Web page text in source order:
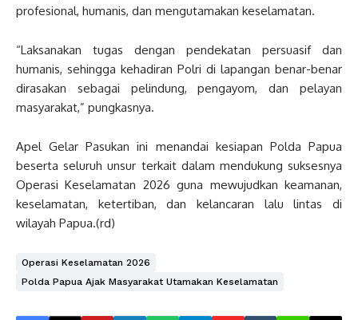
profesional, humanis, dan mengutamakan keselamatan.
“Laksanakan tugas dengan pendekatan persuasif dan
humanis, sehingga kehadiran Polri di lapangan benar-benar
dirasakan sebagai pelindung, pengayom, dan pelayan
masyarakat,” pungkasnya.
Apel Gelar Pasukan ini menandai kesiapan Polda Papua
beserta seluruh unsur terkait dalam mendukung suksesnya
Operasi Keselamatan 2026 guna mewujudkan keamanan,
keselamatan, ketertiban, dan kelancaran lalu lintas di
wilayah Papua.(rd)
Operasi Keselamatan 2026
Polda Papua Ajak Masyarakat Utamakan Keselamatan